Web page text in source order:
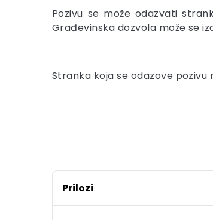
Pozivu se može odazvati
Građevinska dozvola može se
Stranka koja se odazove
Prilozi